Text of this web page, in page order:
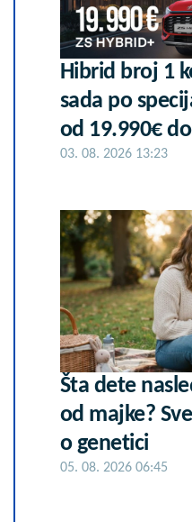
Hibrid broj 1
sada po
od 19.990€
03. 08. 2026 13:23
Šta dete
od majke?
o genetici
05. 08. 2026 06:45